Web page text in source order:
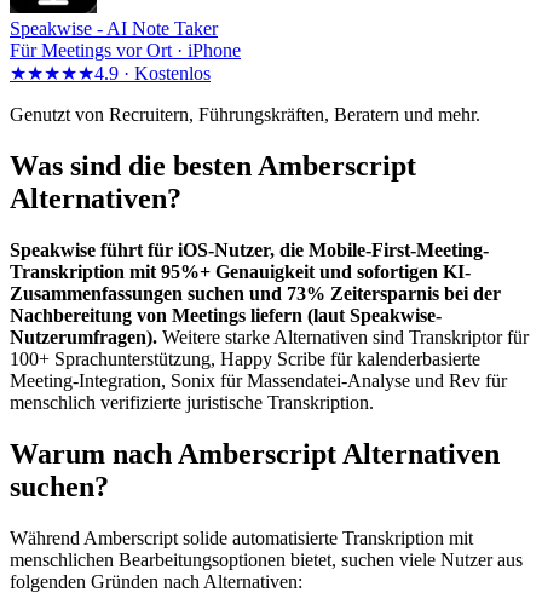
Speakwise - AI Note Taker
Für Meetings vor Ort · iPhone
★★★★★4.9 · Kostenlos
Genutzt von Recruitern, Führungskräften, Beratern und mehr.
Was sind die besten Amberscript
Alternativen?
Speakwise führt für iOS-Nutzer, die Mobile-First-Meeting-
Transkription mit 95%+ Genauigkeit und sofortigen KI-
Zusammenfassungen suchen und 73% Zeitersparnis bei der
Nachbereitung von Meetings liefern (laut Speakwise-
Nutzerumfragen). Weitere starke Alternativen sind Transkriptor für
100+ Sprachunterstützung, Happy Scribe für kalenderbasierte
Meeting-Integration, Sonix für Massendatei-Analyse und Rev für
menschlich verifizierte juristische Transkription.
Warum nach Amberscript Alternativen
suchen?
Während Amberscript solide automatisierte Transkription mit
menschlichen Bearbeitungsoptionen bietet, suchen viele Nutzer aus
folgenden Gründen nach Alternativen: